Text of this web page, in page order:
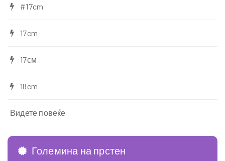
#17cm
17cm
17см
18cm
Видете повеќе
Големина на прстен